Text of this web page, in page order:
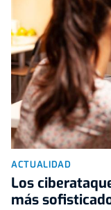
ACTUALIDAD
Los
más